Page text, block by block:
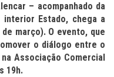
– acompanhado da
Estado, chega a
março). O evento, que
o diálogo entre o
Associação Comercial
19h.